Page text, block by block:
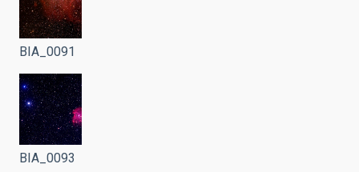
BIA_0091
BIA_0093